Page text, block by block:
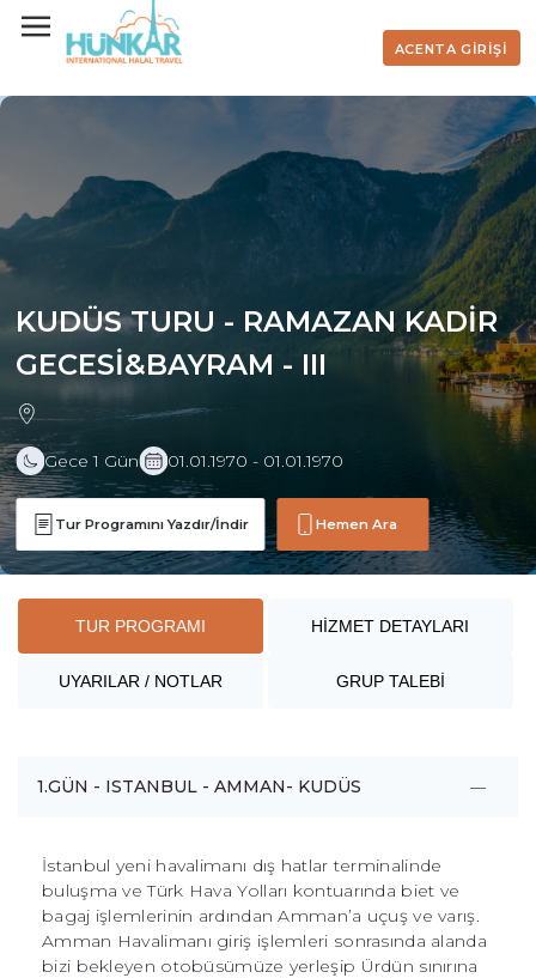
ACENTA GİRİŞİ
KUDÜS TURU - RAMAZAN KADİR
GECESİ&BAYRAM - III
Gece 1 Gün 01.01.1970 - 01.01.1970
Tur Programını Yazdır/İndir Hemen Ara
TUR PROGRAMI HİZMET DETAYLARI
UYARILAR / NOTLAR GRUP TALEBİ
1.GÜN - ISTANBUL - AMMAN- KUDÜS
İstanbul yeni havalimanı dış hatlar terminalinde
buluşma ve Türk Hava Yolları kontuarında biet ve
bagaj işlemlerinin ardından Amman’a uçuş ve varış.
Amman Havalimanı giriş işlemleri sonrasında alanda
bizi bekleyen otobüsümüze yerleşip Ürdün sınırına